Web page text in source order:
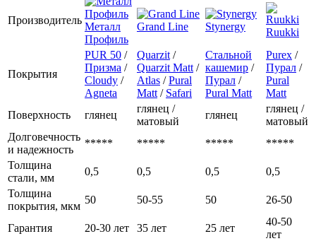
Производитель
Металл
Профиль
Grand Line Stynergy Ruukki
Покрытия
PUR 50 /
Призма /
Cloudy /
Agneta
Quarzit /
Quarzit Matt /
Atlas /Pural
Matt / Safari
Стальной
кашемир /
Пурал /
Pural Matt
Purex /
Пурал /
Pural
Matt
Поверхность
глянец
глянец /
матовый
глянец
глянец /
матовый
Долговечность
и надежность
***** ***** *****
*****
Толщина
стали, мм
0,5 0,5 0,5
0,5
Толщина
покрытия, мкм
50 50-55 50 26-50
Гарантия 20-30 лет 35 лет 25 лет
40-50
лет